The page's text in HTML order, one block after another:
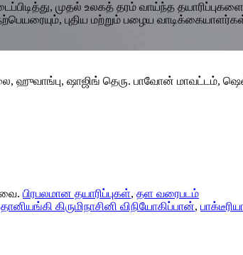
முதல் உலகத் தரம் வாய்ந்த தயாரிப்புகளை
புதிய மற்றும் பழைய
ஹுவாங்பு, ஷாஜிங் தெரு. பாவோன் மாவட்டம்,
பிரபலமான தயாரிப்புகள், தள வரைபடம்
தானியங்கி கிருமிநாசினி விநியோகிப்பான்,